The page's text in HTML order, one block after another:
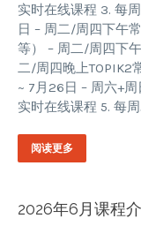
实时在线课程 3. 每
日 – 周二/周四下午
等） – 周二/周四下
二/周四晚上TOPIK2
~ 7月26日 – 周六+
实时在线课程 5. 每
阅读更多
2026年6月课程